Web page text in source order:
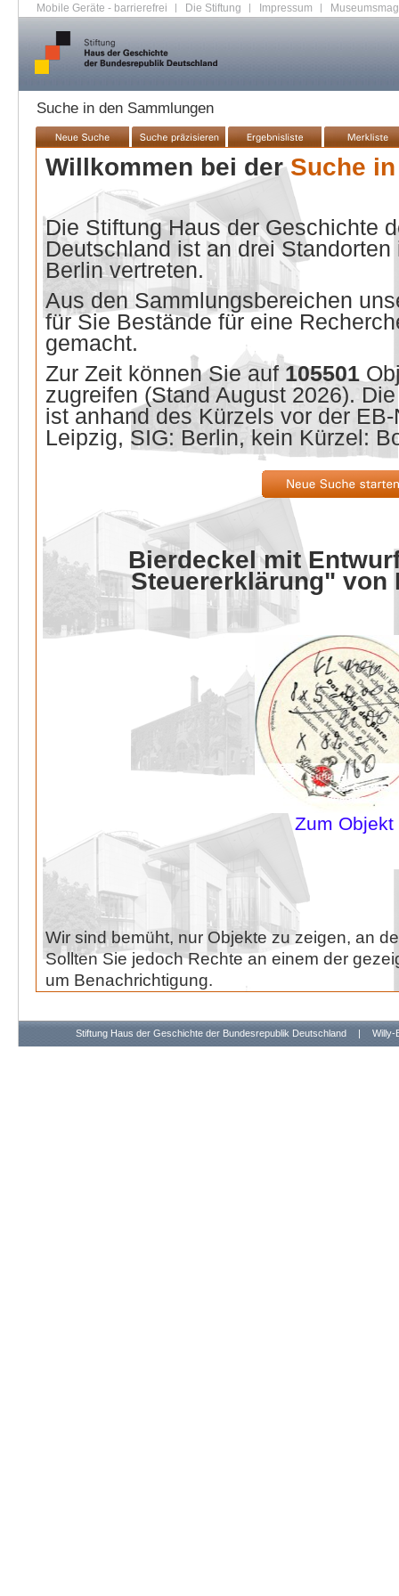
Mobile Geräte - barrierefrei | Die Stiftung | Impressum |
Suche in den Sammlungen
Willkommen bei derSuche
Die Stiftung Haus der Geschichte
Deutschland ist an drei
Berlin vertreten.
Aus den Sammlungsbereichen
für Sie Bestände für eine
gemacht.
Zur Zeit können Sie auf 105501
zugreifen (Stand August 2026).
ist anhand des Kürzels vor der
Leipzig, SIG: Berlin, kein Kürzel:
Bierdeckel mit
Steuererklärung" von
Zum Objekt
Wir sind bemüht, nur Objekte zu zeigen, an
Sollten Sie jedoch Rechte an einem der
um Benachrichtigung.
Stiftung Haus der Geschichte der Bundesrepublik Deutschland | Willy-